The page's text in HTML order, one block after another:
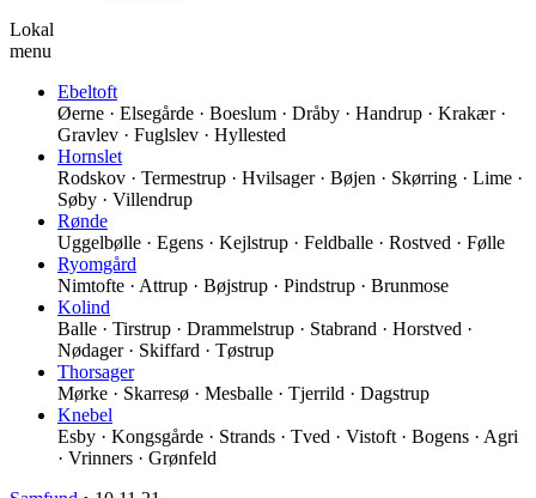
Lokal
menu
Ebeltoft
Øerne · Elsegårde · Boeslum · Dråby · Handrup · Krakær ·
Gravlev · Fuglslev · Hyllested
Hornslet
Rodskov · Termestrup · Hvilsager · Bøjen · Skørring · Lime ·
Søby · Villendrup
Rønde
Uggelbølle · Egens · Kejlstrup · Feldballe · Rostved · Følle
Ryomgård
Nimtofte · Attrup · Bøjstrup · Pindstrup · Brunmose
Kolind
Balle · Tirstrup · Drammelstrup · Stabrand · Horstved ·
Nødager · Skiffard · Tøstrup
Thorsager
Mørke · Skarresø · Mesballe · Tjerrild · Dagstrup
Knebel
Esby · Kongsgårde · Strands · Tved · Vistoft · Bogens · Agri
· Vrinners · Grønfeld